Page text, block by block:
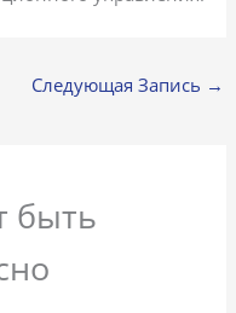
Следующая Запись →
быть